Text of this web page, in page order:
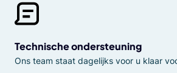
Technische ondersteuning
Ons team staat dagelijks voor u klaar